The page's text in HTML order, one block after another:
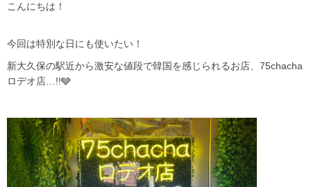
こんにちは！
今回は特別な日にも使いたい！
新大久保の駅近から激安な値段で韓国を感じられるお店、75chacha
ロデオ店…!!🩶